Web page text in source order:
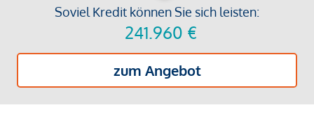
Soviel Kredit können Sie sich leisten:
241.960 €
zum Angebot